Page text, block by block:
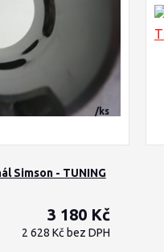
Simson - TUNING
3 180 Kč
/ks
2 628 Kč bez DPH